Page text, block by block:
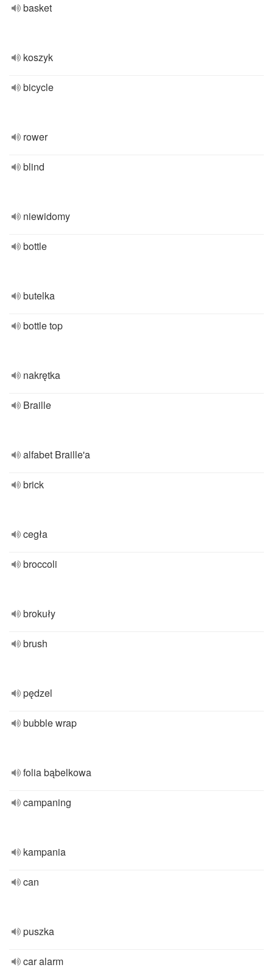
basket
koszyk
bicycle
rower
blind
niewidomy
bottle
butelka
bottle top
nakrętka
Braille
alfabet Braille'a
brick
cegła
broccoli
brokuły
brush
pędzel
bubble wrap
folia bąbelkowa
campaning
kampania
can
puszka
car alarm